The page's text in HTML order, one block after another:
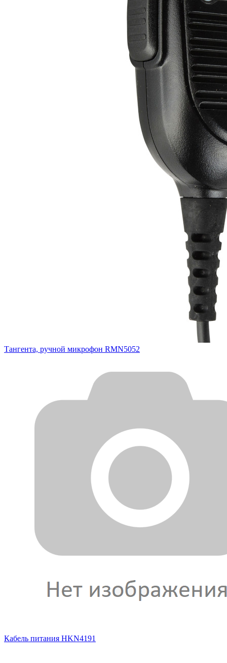
Тангента, ручной микрофон RMN5052
Кабель питания HKN4191